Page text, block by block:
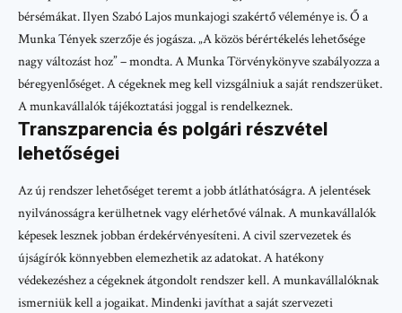
bérsémákat. Ilyen Szabó Lajos munkajogi szakértő véleménye is. Ő a
Munka Tények szerzője és jogásza. „A közös bérértékelés lehetősége
nagy változást hoz” – mondta. A Munka Törvénykönyve szabályozza a
béregyenlőséget. A cégeknek meg kell vizsgálniuk a saját rendszerüket.
A munkavállalók tájékoztatási joggal is rendelkeznek.
Transzparencia és polgári részvétel
lehetőségei
Az új rendszer lehetőséget teremt a jobb átláthatóságra. A jelentések
nyilvánosságra kerülhetnek vagy elérhetővé válnak. A munkavállalók
képesek lesznek jobban érdekérvényesíteni. A civil szervezetek és
újságírók könnyebben elemezhetik az adatokat. A hatékony
védekezéshez a cégeknek átgondolt rendszer kell. A munkavállalóknak
ismerniük kell a jogaikat. Mindenki javíthat a saját szervezeti